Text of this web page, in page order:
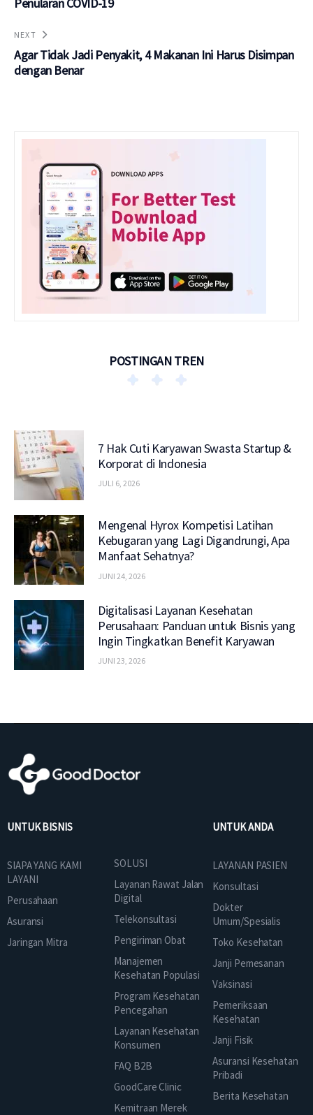
NEXT
Agar Tidak Jadi Penyakit, 4 Makanan Ini Harus Disimpan
dengan Benar
POSTINGAN TREN
7 Hak Cuti Karyawan Swasta Startup &
Korporat di Indonesia
JULI 6, 2026
Mengenal Hyrox Kompetisi Latihan
Kebugaran yang Lagi Digandrungi, Apa
Manfaat Sehatnya?
JUNI 24, 2026
Digitalisasi Layanan Kesehatan
Perusahaan: Panduan untuk Bisnis yang
Ingin Tingkatkan Benefit Karyawan
JUNI 23, 2026
UNTUK BISNIS
SIAPA YANG KAMI
LAYANI
Perusahaan
Asuransi
Jaringan Mitra
SOLUSI
Layanan Rawat Jalan
Digital
Telekonsultasi
Pengiriman Obat
Manajemen
Kesehatan Populasi
Program Kesehatan
Pencegahan
Layanan Kesehatan
Konsumen
FAQ B2B
GoodCare Clinic
Kemitraan Merek
UNTUK ANDA
LAYANAN PASIEN
Konsultasi
Dokter
Umum/Spesialis
Toko Kesehatan
Janji Pemesanan
Vaksinasi
Pemeriksaan
Kesehatan
Janji Fisik
Asuransi Kesehatan
Pribadi
Berita Kesehatan